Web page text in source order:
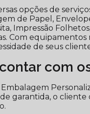
opções de
de Papel,
Impressão
Com
de seus
com
garantida, o